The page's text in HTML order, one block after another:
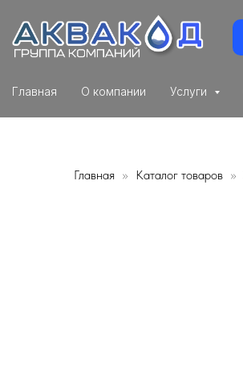
Главная О компании Услуги
Главная Каталог товаров